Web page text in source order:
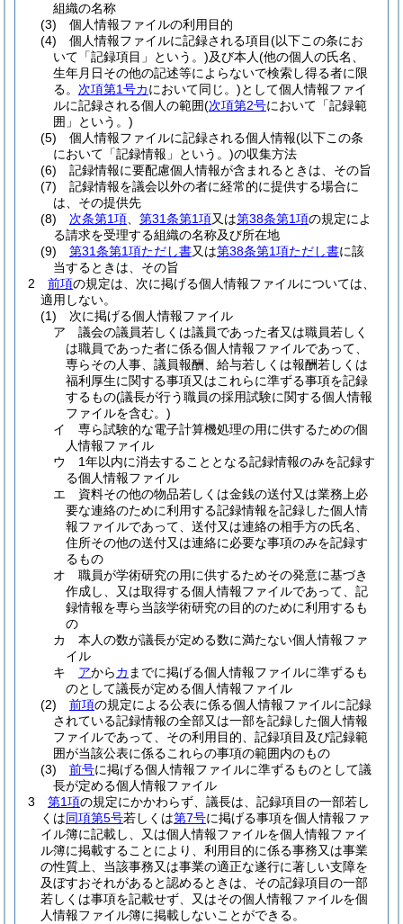
組織の名称
(3)
個人情報ファイルの利用目的
(4)
個人情報ファイルに記録される項目(以下この条にお
いて「記録項目」という。)及び本人(他の個人の氏名、
生年月日その他の記述等によらないで検索し得る者に限
る。 次項第1号カにおいて同じ。)として個人情報ファイ
ルに記録される個人の範囲(次項第2号において「記録範
囲」という。)
(5)
個人情報ファイルに記録される個人情報(以下この条
において「記録情報」という。)の収集方法
(6)
記録情報に要配慮個人情報が含まれるときは、その旨
(7)
記録情報を議会以外の者に経常的に提供する場合に
は、その提供先
(8)
次条第1項 第31条第1項又は第38条第1項の規定によ
る請求を受理する組織の名称及び所在地
(9)
第31条第1項ただし書又は第38条第1項ただし書に該
当するときは、その旨
2
前項の規定は、次に掲げる個人情報ファイルについては、
適用しない。
(1)
次に掲げる個人情報ファイル
ア
議会の議員若しくは議員であった者又は職員若しく
は職員であった者に係る個人情報ファイルであって、
専らその人事、議員報酬、給与若しくは報酬若しくは
福利厚生に関する事項又はこれらに準ずる事項を記録
するもの(議長が行う職員の採用試験に関する個人情報
ファイルを含む。)
イ
専ら試験的な電子計算機処理の用に供するための個
人情報ファイル
ウ
1年以内に消去することとなる記録情報のみを記録す
る個人情報ファイル
エ
資料その他の物品若しくは金銭の送付又は業務上必
要な連絡のために利用する記録情報を記録した個人情
報ファイルであって、送付又は連絡の相手方の氏名、
住所その他の送付又は連絡に必要な事項のみを記録す
るもの
オ
職員が学術研究の用に供するためその発意に基づき
作成し、又は取得する個人情報ファイルであって、記
録情報を専ら当該学術研究の目的のために利用するも
の
カ
本人の数が議長が定める数に満たない個人情報ファ
イル
キ
アからカ までに掲げる個人情報ファイルに準ずるも
のとして議長が定める個人情報ファイル
(2)
前項の規定による公表に係る個人情報ファイルに記録
されている記録情報の全部又は一部を記録した個人情報
ファイルであって、その利用目的、記録項目及び記録範
囲が当該公表に係るこれらの事項の範囲内のもの
(3)
前号に掲げる個人情報ファイルに準ずるものとして議
長が定める個人情報ファイル
3
第1項の規定にかかわらず、議長は、記録項目の一部若し
くは同項第5号若しくは第7号に掲げる事項を個人情報ファ
イル簿に記載し、又は個人情報ファイルを個人情報ファイ
ル簿に掲載することにより、利用目的に係る事務又は事業
の性質上、当該事務又は事業の適正な遂行に著しい支障を
及ぼすおそれがあると認めるときは、その記録項目の一部
若しくは事項を記載せず、又はその個人情報ファイルを個
人情報ファイル簿に掲載しないことができる。